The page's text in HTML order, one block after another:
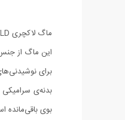
ماگ لاکچری VELVET GOLD یکی از بهترین انتخاب‌ها برای افرادی است که به زیبایی و کیفیت اهمیت می‌دهند.
این ماگ از
برای
بدنه‌ی
بوی باقی‌مانده